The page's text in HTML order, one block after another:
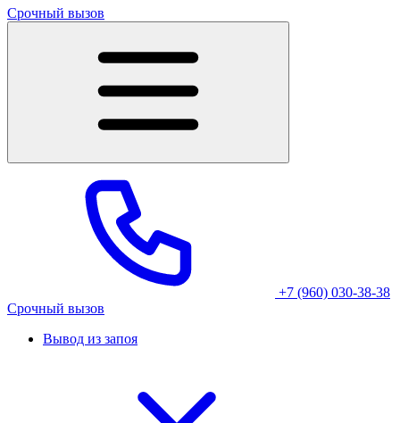
Срочный вызов
+7 (960) 030-38-38
Срочный вызов
Вывод из запоя